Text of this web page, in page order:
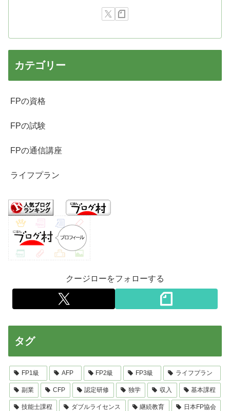
カテゴリー
FPの資格
FPの試験
FPの通信講座
ライフプラン
クージローをフォローする
タグ
FP1級 AFP FP2級 FP3級 ライフプラン
副業 CFP 認定研修 独学 収入 基本課程
技能士課程 ダブルライセンス 継続教育 日本FP協会